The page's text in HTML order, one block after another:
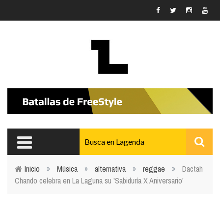
Usted está aquí
Inicio » Música » alternativa » reggae »
Dactah
Chando celebra en La Laguna su 'Sabiduría X Aniversario'